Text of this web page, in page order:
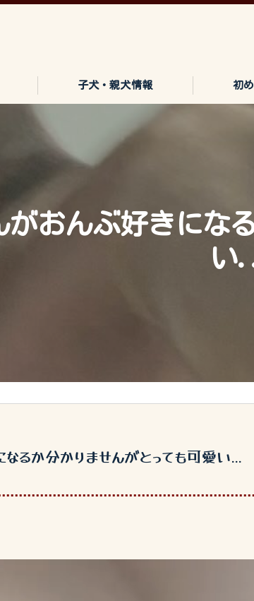
子犬・親犬情報 初
がおんぶ好きにな
い
るか分かりませんがとっても可愛い...